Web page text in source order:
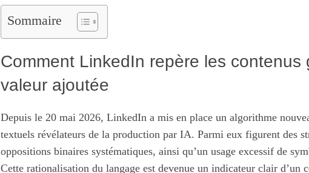
Sommaire
Comment LinkedIn repère les contenus
valeur ajoutée
Depuis le 20 mai 2026, LinkedIn a mis en place un algorithme
textuels révélateurs de la production par IA. Parmi eux figurent des
oppositions binaires systématiques, ainsi qu’un usage excessif de
Cette rationalisation du langage est devenue un indicateur clair d’un